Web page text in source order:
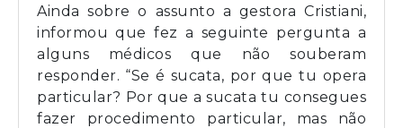
Ainda sobre o assunto a gestora Cristiani,
informou que fez a seguinte pergunta a
alguns médicos que não souberam
responder. “Se é sucata, por que tu opera
particular? Por que a sucata tu consegues
fazer procedimento particular, mas não